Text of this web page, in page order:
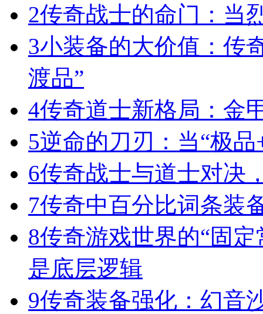
2传奇战士的命门：当
3小装备的大价值：传
渡品”
4传奇道士新格局：金
5逆命的刀刃：当“极
6传奇战士与道士对决
7传奇中百分比词条装
8传奇游戏世界的“固
是底层逻辑
9传奇装备强化：幻音